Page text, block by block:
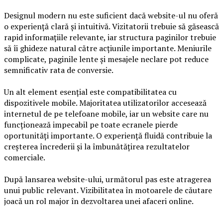
Designul modern nu este suficient dacă website-ul nu oferă
o experiență clară și intuitivă. Vizitatorii trebuie să găsească
rapid informațiile relevante, iar structura paginilor trebuie
să îi ghideze natural către acțiunile importante. Meniurile
complicate, paginile lente și mesajele neclare pot reduce
semnificativ rata de conversie.
Un alt element esențial este compatibilitatea cu
dispozitivele mobile. Majoritatea utilizatorilor accesează
internetul de pe telefoane mobile, iar un website care nu
funcționează impecabil pe toate ecranele pierde
oportunități importante. O experiență fluidă contribuie la
creșterea încrederii și la îmbunătățirea rezultatelor
comerciale.
După lansarea website-ului, următorul pas este atragerea
unui public relevant. Vizibilitatea în motoarele de căutare
joacă un rol major în dezvoltarea unei afaceri online.